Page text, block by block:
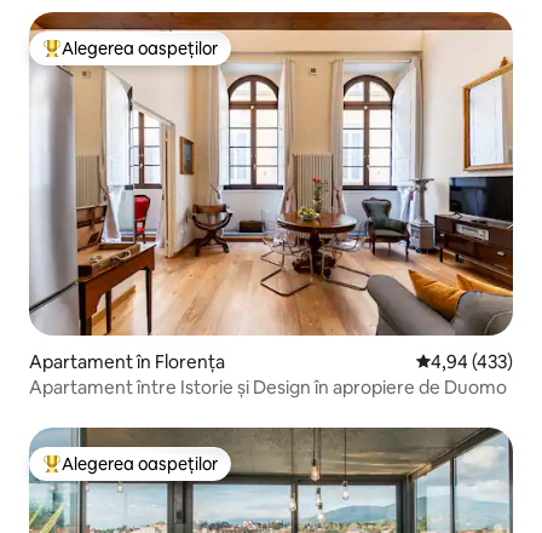
Locuință din topul categoriei Alegerea oaspeților
Alegerea oaspeților
Apartament în Florența Scor mediu de
4,94 (433)
Apartament între Istorie și Design în apropiere de Duomo
Locuință din topul categoriei Alegerea oaspeților
Alegerea oaspeților